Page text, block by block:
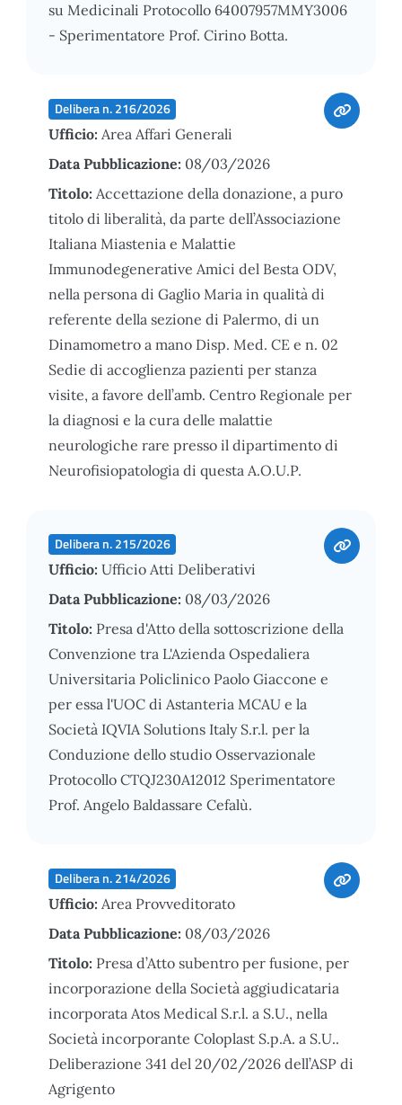
su Medicinali Protocollo 64007957MMY3006
- Sperimentatore Prof. Cirino Botta.
Delibera n. 216/2026
Ufficio: Area Affari Generali
Data Pubblicazione: 08/03/2026
Titolo: Accettazione della donazione, a puro
titolo di liberalità, da parte dell’Associazione
Italiana Miastenia e Malattie
Immunodegenerative Amici del Besta ODV,
nella persona di Gaglio Maria in qualità di
referente della sezione di Palermo, di un
Dinamometro a mano Disp. Med. CE e n. 02
Sedie di accoglienza pazienti per stanza
visite, a favore dell’amb. Centro Regionale per
la diagnosi e la cura delle malattie
neurologiche rare presso il dipartimento di
Neurofisiopatologia di questa A.O.U.P.
Delibera n. 215/2026
Ufficio: Ufficio Atti Deliberativi
Data Pubblicazione: 08/03/2026
Titolo: Presa d'Atto della sottoscrizione della
Convenzione tra L'Azienda Ospedaliera
Universitaria Policlinico Paolo Giaccone e
per essa l'UOC di Astanteria MCAU e la
Società IQVIA Solutions Italy S.r.l. per la
Conduzione dello studio Osservazionale
Protocollo CTQJ230A12012 Sperimentatore
Prof. Angelo Baldassare Cefalù.
Delibera n. 214/2026
Ufficio: Area Provveditorato
Data Pubblicazione: 08/03/2026
Titolo: Presa d’Atto subentro per fusione, per
incorporazione della Società aggiudicataria
incorporata Atos Medical S.r.l. a S.U., nella
Società incorporante Coloplast S.p.A. a S.U..
Deliberazione 341 del 20/02/2026 dell’ASP di
Agrigento